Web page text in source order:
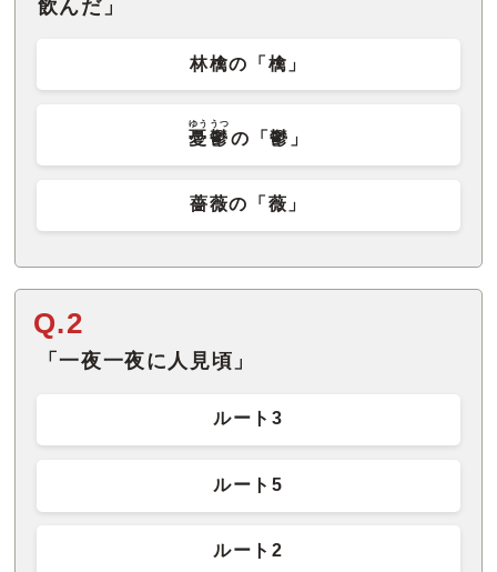
飲んだ」
林檎の「檎」
憂鬱
ゆううつ
の「鬱」
薔薇の「薇」
Q.2
「一夜一夜に人見頃」
ルート3
ルート5
ルート2